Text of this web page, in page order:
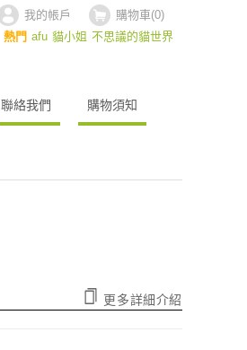
購物車(0)
我的帳戶
熱門 afu 貓小姐 不思議的貓世界
聯絡我們 購物須知
更多詳細介紹